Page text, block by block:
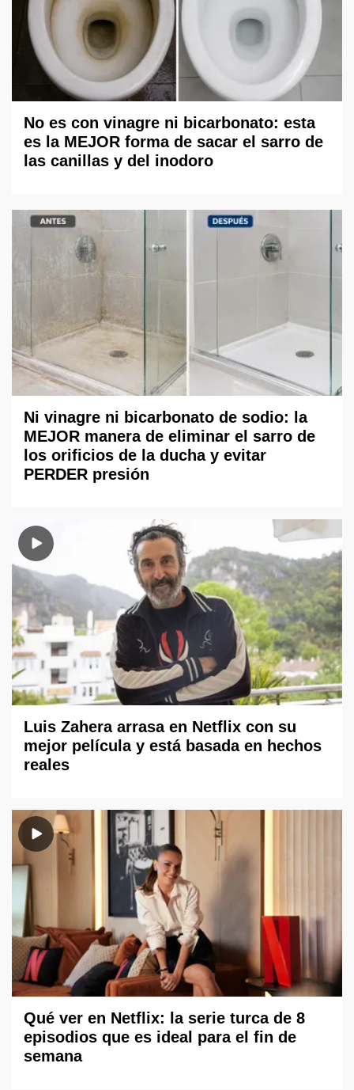
No es con vinagre ni bicarbonato: esta
es la MEJOR forma de sacar el sarro de
las canillas y del inodoro
Ni vinagre ni bicarbonato de sodio: la
MEJOR manera de eliminar el sarro de
los orificios de la ducha y evitar
PERDER presión
Luis Zahera arrasa en Netflix con su
mejor película y está basada en hechos
reales
Qué ver en Netflix: la serie turca de 8
episodios que es ideal para el fin de
semana